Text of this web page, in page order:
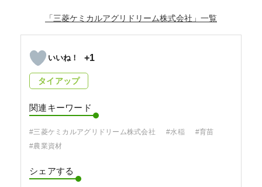
「三菱ケミカルアグリドリーム株式会社」
+1
タイアップ
関連キーワード
#三菱ケミカルアグリドリーム株式会社 #水稲
#育苗
#農業資材
シェアする